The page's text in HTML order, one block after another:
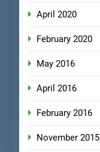
April 2020
February 2020
May 2016
April 2016
February 2016
November 2015